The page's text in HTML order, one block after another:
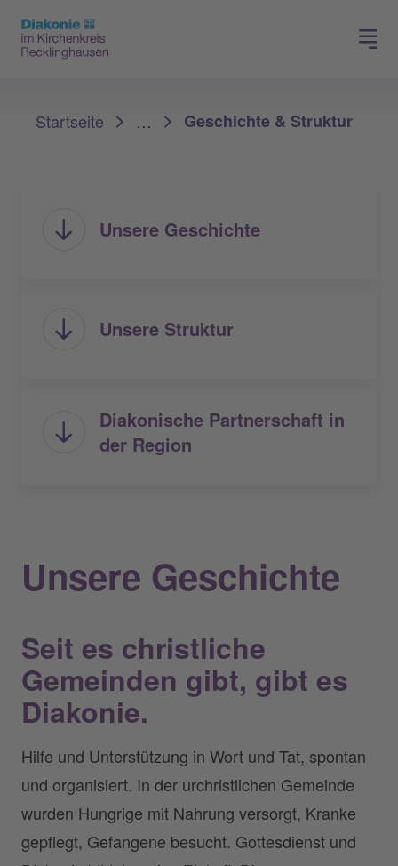
Spenden
Startseite
… Geschichte & Struktur
Unsere Geschichte
Unsere Struktur
Diakonische Partnerschaft in
der Region
Unsere Geschichte
Seit es christliche
Gemeinden gibt, gibt es
Diakonie.
Hilfe und Unterstützung in Wort und Tat, spontan
und organisiert. In der urchristlichen Gemeinde
wurden Hungrige mit Nahrung versorgt, Kranke
gepflegt, Gefangene besucht. Gottesdienst und